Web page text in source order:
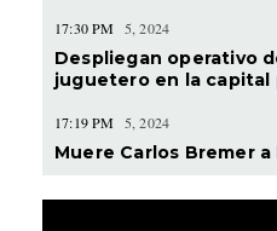
17:30 PM 5, 2024
Despliegan operativo
juguetero en la capital
17:19 PM 5, 2024
Muere Carlos Bremer a